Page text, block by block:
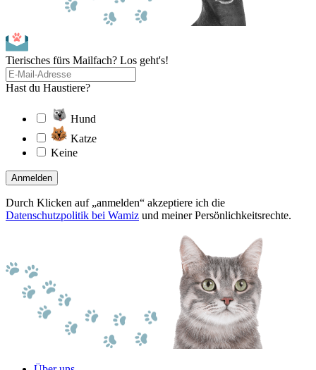
Tierisches fürs Mailfach? Los geht's!
Hast du Haustiere?
Hund
Katze
Keine
Anmelden
Durch Klicken auf „anmelden“ akzeptiere ich die
Datenschutzpolitik bei Wamiz und meiner Persönlichkeitsrechte.